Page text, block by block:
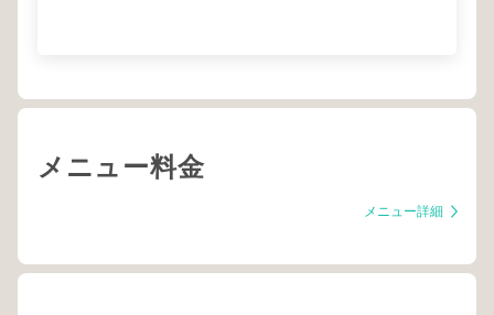
メニュー料金
メニュー詳細